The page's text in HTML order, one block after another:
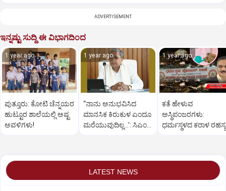
ADVERTISEMENT
ಇನ್ನಷ್ಟು ಸುದ್ದಿ ಈ ವಿಭಾಗದಿಂದ
1 year ago
ಪುತ್ತೂರು: ಕೋಟಿ ಚೆನ್ನಯರ
ಹುಟ್ಟೂರ ಶಾಲೆಯಲ್ಲಿ ಅಷ್ಟ
ಅವಳಿಗಳು!
1 year ago
“ನಾನು ಅನುಭವಿಸಿದ
ಮಾನಸಿಕ ಕಿರುಕುಳ ಎಂದೂ
ಮರೆಯುವುದಿಲ್ಲ…’: ಸಿಎಂ
1 year ago
ಕತೆ ಹೇಳುವ
ಅಸ್ಥಿಪಂಜರಗಳು:
ಧರ್ಮಸ್ಥಳದ‌ ಕರಾಳ ರಹಸ್ಯ
LATEST NEWS